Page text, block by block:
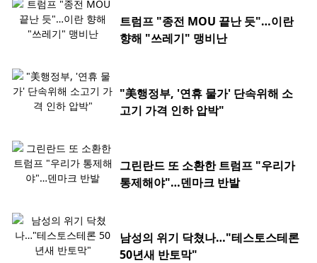
트럼프 "종전 MOU 끝난 듯"…이란
향해 "쓰레기" 맹비난
"美행정부, '연휴 물가' 단속위해 소
고기 가격 인하 압박"
그린란드 또 소환한 트럼프 "우리가
통제해야"…덴마크 반발
남성의 위기 닥쳤나…"테스토스테론
50년새 반토막"